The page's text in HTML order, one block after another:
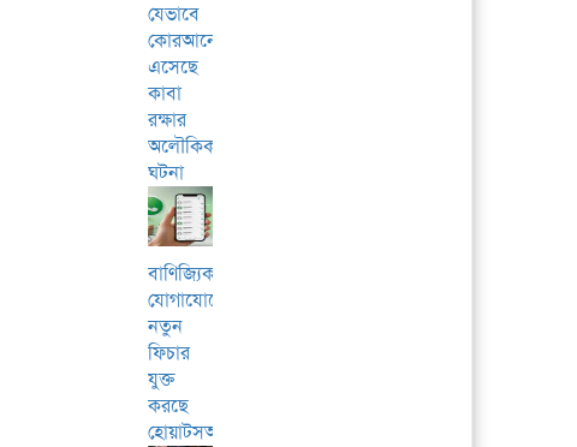
যেভাবে
কোরআনে
এসেছে
কাবা
রক্ষার
অলৌকিক
ঘটনা
বাণিজ্যিক
যোগাযোগে
নতুন
ফিচার
যুক্ত
করছে
হোয়াটসঅ্যাপ